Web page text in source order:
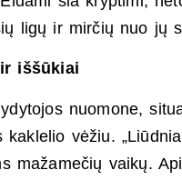
ligų ir mirčių nuo jų
iššūkiai
nuomone,
kaklelio vėžiu.
mažamečių vaikų.